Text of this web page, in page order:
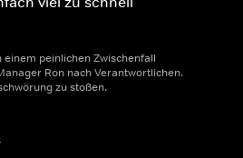
peinlichen Zwischenfall
Ron nach Verantwortlichen.
zu stoßen.